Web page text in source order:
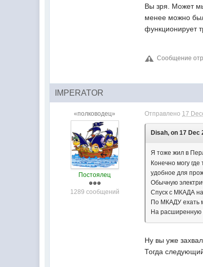
Вы зря. Может
менее можно
функционирует
Сообщение
IMPERATOR
«полководец»
Постоялец
1289 сообщений
Отправлено 17
Disah, on 17 Dec
Я тоже жил в
Конечно могу
удобное для
Обычную
Спуск с МКАДА на
По МКАДУ ехать
На расширенную
Ну вы уже
Тогда